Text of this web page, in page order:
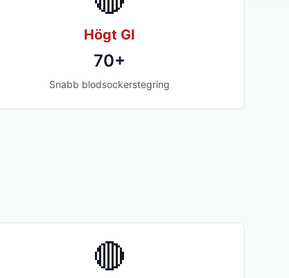
Högt GI
70+
Snabb blodsockerstegring
🔴